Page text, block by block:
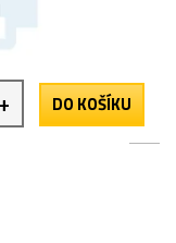
+ DO KOŠÍKU